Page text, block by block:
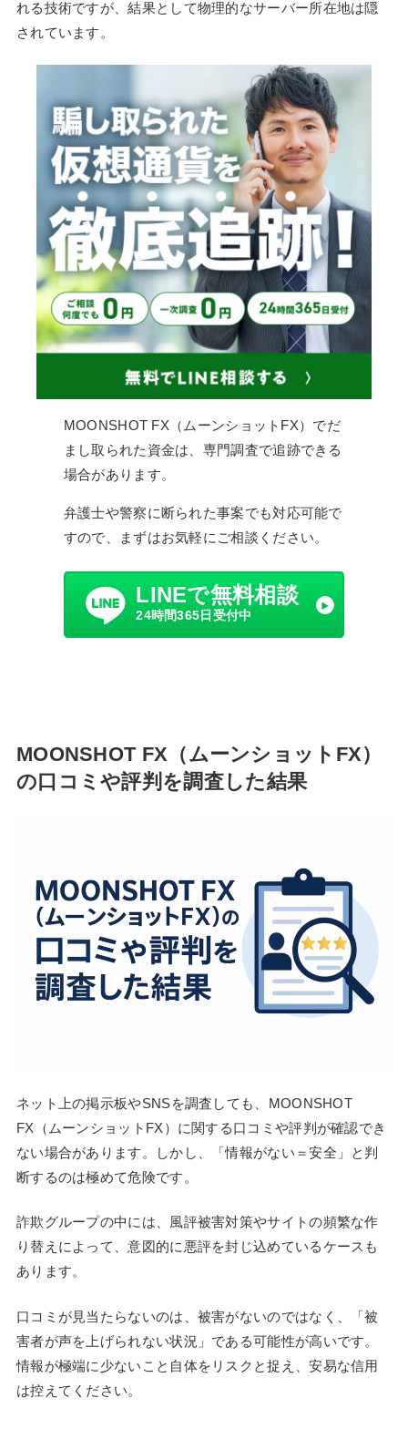
れる技術ですが、結果として物理的なサーバー所在地は隠
されています。
MOONSHOT FX（ムーンショットFX）でだ
まし取られた資金は、専門調査で追跡できる
場合があります。
弁護士や警察に断られた事案でも対応可能で
すので、まずはお気軽にご相談ください。
LINEで無料相談
24時間365日受付中
MOONSHOT FX（ムーンショットFX）
の口コミや評判を調査した結果
ネット上の掲示板やSNSを調査しても、MOONSHOT
FX（ムーンショットFX）に関する口コミや評判が確認でき
ない場合があります。しかし、「情報がない＝安全」と判
断するのは極めて危険です。
詐欺グループの中には、風評被害対策やサイトの頻繁な作
り替えによって、意図的に悪評を封じ込めているケースも
あります。
口コミが見当たらないのは、被害がないのではなく、「被
害者が声を上げられない状況」である可能性が高いです。
情報が極端に少ないこと自体をリスクと捉え、安易な信用
は控えてください。